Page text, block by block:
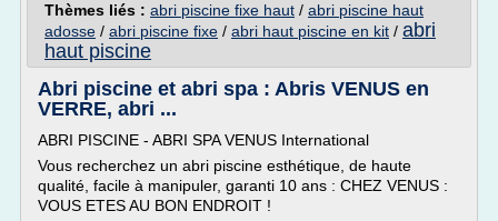
Thèmes liés : abri piscine fixe haut / abri piscine haut
adosse / abri piscine fixe / abri haut piscine en kit / abri
haut piscine
Abri piscine et abri spa : Abris VENUS en
VERRE, abri ...
ABRI PISCINE - ABRI SPA VENUS International
Vous recherchez un abri piscine esthétique, de haute
qualité, facile à manipuler, garanti 10 ans : CHEZ VENUS :
VOUS ETES AU BON ENDROIT !